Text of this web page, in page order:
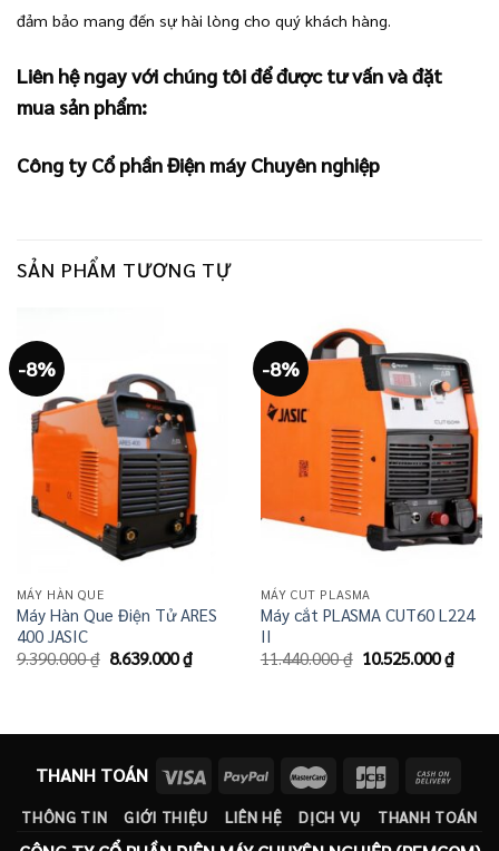
đảm bảo mang đến sự hài lòng cho quý khách hàng.
Liên hệ ngay với chúng tôi để được tư vấn và đặt
mua sản phẩm:
Công ty Cổ phần Điện máy Chuyên nghiệp
SẢN PHẨM TƯƠNG TỰ
-8%
MÁY HÀN QUE
Máy Hàn Que Điện Tử ARES
400 JASIC
9.390.000₫ Giá
8.639.000₫Giá
-8%
MÁY CUT PLASMA
Máy cắt PLASMA CUT60 L224
II
11.440.000₫ Giá
10.525.000₫Giá
THANH TOÁN
THÔNG TIN GIỚI THIỆU LIÊN HỆ DỊCH VỤ THANH TOÁN